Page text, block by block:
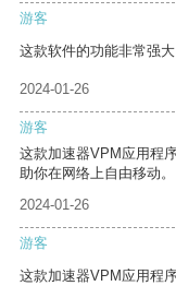
游客
这款软件的功能非常强
2024-01-26
游客
这款加速器VPM应用程
助你在网络上自由移动。
2024-01-26
游客
这款加速器VPM应用程